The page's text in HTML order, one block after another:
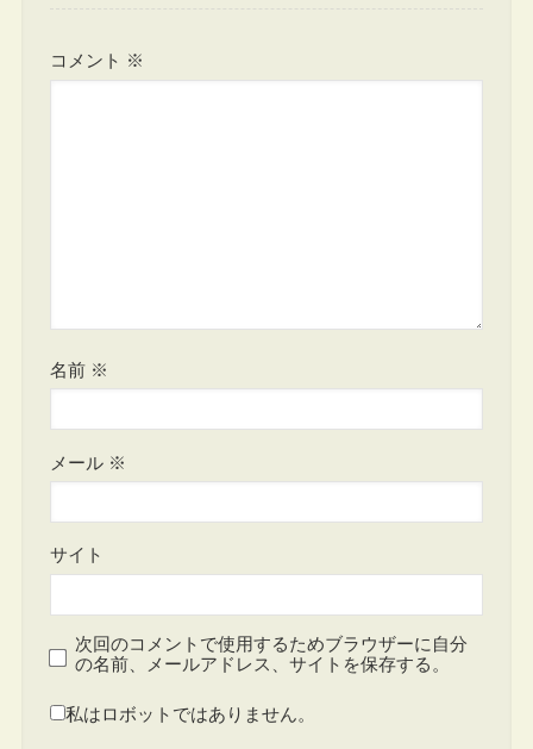
コメント ※
名前 ※
メール ※
サイト
次回のコメントで使用するためブラウザーに自分
の名前、メールアドレス、サイトを保存する。
私はロボットではありません。